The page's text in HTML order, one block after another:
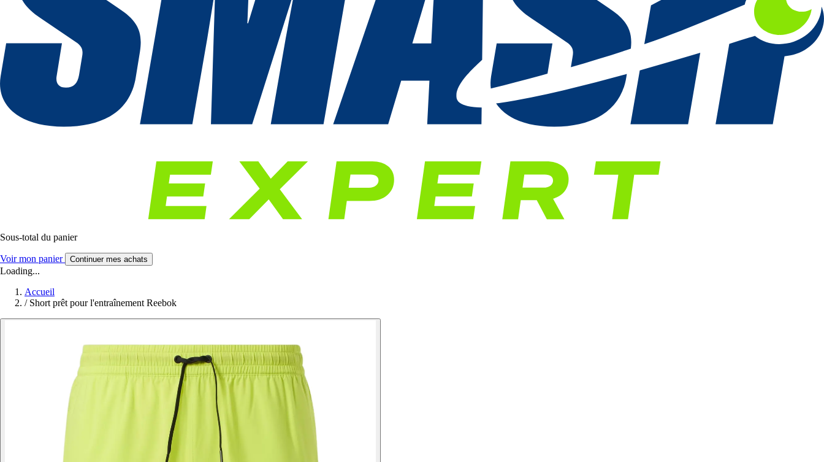
Sous-total du panier
Voir mon panier Continuer mes achats
Loading...
Accueil
/ Short prêt pour l'entraînement Reebok